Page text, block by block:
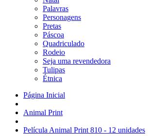
Palavras
Personagens
Pretas
Páscoa
Quadriculado
Rodeio
Seja uma revendedora
Tulipas
Étnica
Página Inicial
Animal Print
Película Animal Print 810 - 12 unidades